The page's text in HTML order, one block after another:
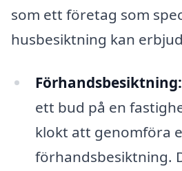
som ett företag som
husbesiktning kan
Förhandsbesiktning:
ett bud på en
klokt att genomföra
förhandsbesiktning.